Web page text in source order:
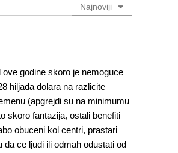
Najnoviji
godine skoro je nemoguce
hiljada dolara na razlicite
(apgrejdi su na minimumu
skoro fantazija, ostali benefiti
obuceni kol centri, prastari
ce ljudi ili odmah odustati od